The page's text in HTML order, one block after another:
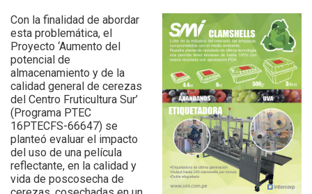
Con la finalidad de abordar
esta problemática, el
Proyecto ‘Aumento del
potencial de
almacenamiento y de la
calidad general de cerezas
del Centro Fruticultura Sur’
(Programa PTEC
16PTECFS-66647) se
planteó evaluar el impacto
del uso de una película
reflectante, en la calidad y
vida de poscosecha de